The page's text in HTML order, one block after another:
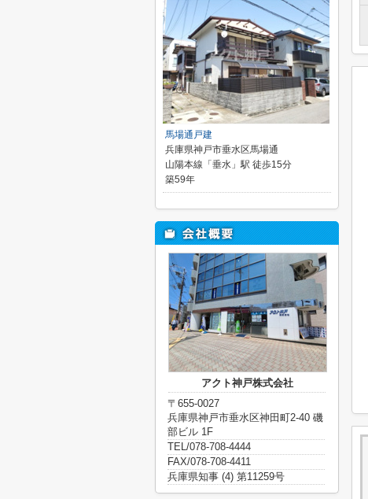
馬場通戸建
兵庫県神戸市垂水区馬場通
山陽本線「垂水」駅 徒歩15分
築59年
アクト神戸株式会社
〒655-0027
兵庫県神戸市垂水区神田町2-40 磯
部ビル 1F
TEL/078-708-4444
FAX/078-708-4411
兵庫県知事 (4) 第11259号